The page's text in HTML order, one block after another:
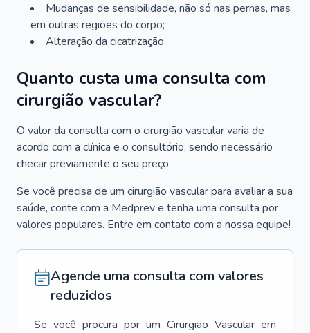
Mudanças de sensibilidade, não só nas pernas, mas
em outras regiões do corpo;
Alteração da cicatrização.
Quanto custa uma consulta com
cirurgião vascular?
O valor da consulta com o cirurgião vascular varia de
acordo com a clínica e o consultório, sendo necessário
checar previamente o seu preço.
Se você precisa de um cirurgião vascular para avaliar a sua
saúde, conte com a Medprev e tenha uma consulta por
valores populares. Entre em contato com a nossa equipe!
Agende uma consulta com valores
reduzidos
Se você procura por um Cirurgião Vascular em